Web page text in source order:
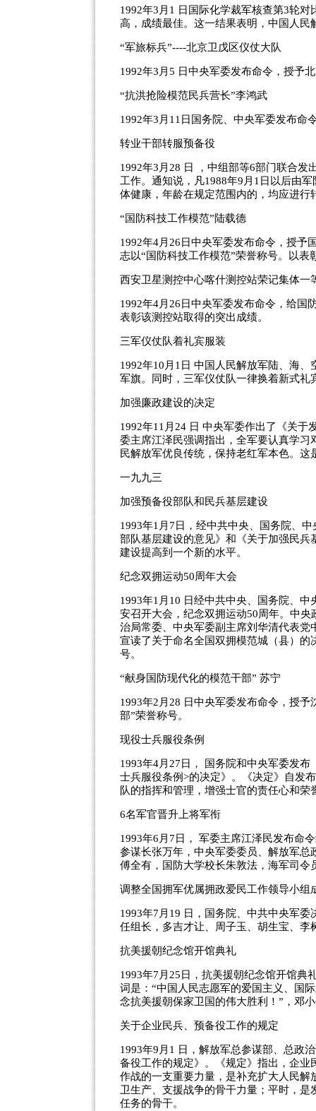
1992年3月1 日国际化学裁军核查第3轮
高，成绩最佳。这一结果表明，中国人
“军旅标兵”----北京卫戊区仪仗大队
1992年3月5 日中央军委发布命令，授予
“抗洪抢险模范民兵营长”李鸿武
1992年3月11日国务院、中央军委发布命
转业干部转服预备役
1992年3月28 日 ，中组部等6部门联合发
工作。通知说，凡1988年9月1日以后由
体健康，年龄在规定范围内的，均应进行
“国防科技工作模范”陆载德
1992年4月26日中央军委发布命令，授予
志以“国防科技工作模范”荣誉称号。以
西安卫星测控中心喀什测控站荣记集体一
1992年4月26日中央军委发布命令，给国
表彰该测控站取得的突出成绩。
三军仪仗队着礼宾服装
1992年10月1日 中国人民解放军陆、海
军旗。同时，三军仪仗队一律换着新式礼
加强廉政建设的决定
1992年11月24 日 中央军委作出了《关
委主席江泽民强调指出，全军要认真学
民解放军优良传统，保持老红军本色。
一九九三
加强预备役部队和民兵基层建设
1993年1月7日，经中共中央、国务院、
部队基层建设的意见》和《关于加强民
建设提高到一个新的水平。
纪念双拥运动50周年大会
1993年1月10 日经中共中央、国务院、
安召开大会，纪念双拥运动50周年。中
治局常委、中央军委副主席刘华清代表
宣读了关于命名全国双拥模范城（县）
号。
“献身国防现代化的模范干部” 苏宁
1993年2月28 日中央军委发布命令，授
部”荣誉称号。
现役士兵服役条例
1993年4月27日， 国务院和中央军委发
士兵服役条例>的决定》。《决定》自发
队的指挥和管理，增强士官的责任心和荣
6名军官晋升上将军衔
1993年6月7日， 军委主席江泽民发布命
参谋长张万年，中央军委委员、解放军
傅全有，国防大学校长朱敦法，海军司令
调整全国拥军优属拥政爱民工作领导小组
1993年7月19 日，国务院、中共中央军
任组长，多吉才让、周子玉、胡生宝、李
抗美援朝纪念馆开馆典礼
1993年7月25日，抗美援朝纪念馆开馆典
词是：“中国人民志愿军的爱国主义、国
念抗美援朝保家卫国的伟大胜利！”，邓
关于企业民兵、预备役工作的规定
1993年9月1 日，解放军总参谋部、总政
备役工作的规定》。《规定》指出，企
作战的一支重要力量，是补充扩大人民
卫生产、支援战争的骨干力量；平时，
任务的骨干。